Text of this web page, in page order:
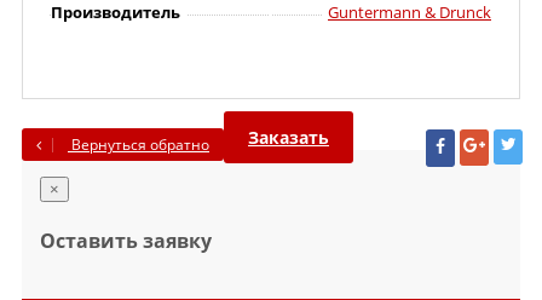
Производитель Guntermann & Drunck
Вернуться обратно Заказать
×
Оставить заявку